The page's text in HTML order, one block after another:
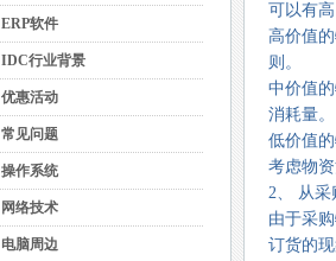
ERP软件
IDC行业背景
优惠活动
常见问题
操作系统
网络技术
电脑周边
可以有
高价值
则。
中价值
消耗量。
低价值
考虑物
2、 从采
由于采
订货的